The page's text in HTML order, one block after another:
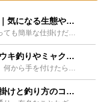
テナガエビの釣り方＆飼育方法｜気になる生態や生息地は？ - Leisurego(レジャーゴー)
テナガエビ釣りの魅力は、なんといっても簡単な仕掛けだけもって出かけられる手軽さでしょうか。しかも、ビールのつまみにもってこいで、子供と一緒に飼育を楽しむこともできること。まさに一石二鳥の釣りです。今...
テナガエビの仕掛けを紹介！玉ウキ釣りやミャク釣りも！ - Leisurego(レジャーゴー)
釣りをしてみたい！と思いながらも、何から手を付けたらいいか分からない人や、お手軽ながらも釣りの醍醐味をしっかり味わいたい方へ。テナガエビ釣りに挑戦しませんか？今回は、小物でも鋭い駆け引きを楽しませて...
エビ撒き釣りに挑戦しよう！仕掛けと釣り方のコツを大公開 - Leisurego(レジャーゴー)